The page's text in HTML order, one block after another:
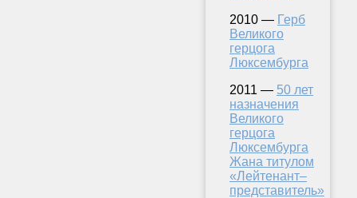
2010 — Герб
Великого
герцога
Люксембурга
2011 — 50 лет
назначения
Великого
герцога
Люксембурга
Жана титулом
«Лейтенант–
представитель»